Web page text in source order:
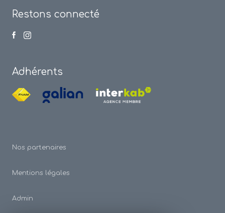
Restons connecté
Adhérents
Nos partenaires
Mentions légales
Admin